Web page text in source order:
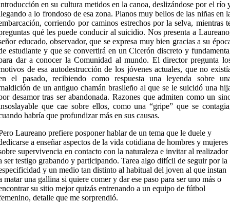
en su cultura metidos en la canoa, deslizándose por el río
a lo frondoso de esa zona. Planos muy bellos de las niñas en
corriendo por caminos estrechos por la selva, mientras
qué les puede conducir al suicidio. Nos presenta a
educado, observador, que se expresa muy bien gracias a su
estudiante y que se convertirá en un Cicerón discreto y
dar a conocer la Comunidad al mundo. El director pregunta
de esa autodestrucción de los jóvenes actuales, que no
el pasado, recibiendo como respuesta una leyenda sobre
de un antiguo chamán brasileño al que se le suicidó una
desamor tras ser abandonada. Razones que admiten como un
que cae sobre ellos, como una “gripe” que se
habría que profundizar más en sus causas.
Laureano prefiere posponer hablar de un tema que le duele y
a enseñar aspectos de la vida cotidiana de hombres y mujeres
supervivencia en contacto con la naturaleza e invitar al realizador
ser testigo grabando y participando. Tarea algo difícil de seguir por la
y un medio tan distinto al habitual del joven al que instan
matar una gallina si quiere comer y dar ese paso para ser uno más o
su sitio mejor quizás entrenando a un equipo de fútbol
detalle que me sorprendió.